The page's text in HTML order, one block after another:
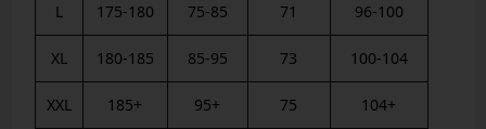
L 175-180 75-85 71 96-100
XL 180-185 85-95 73 100-104
XXL 185+ 95+ 75 104+